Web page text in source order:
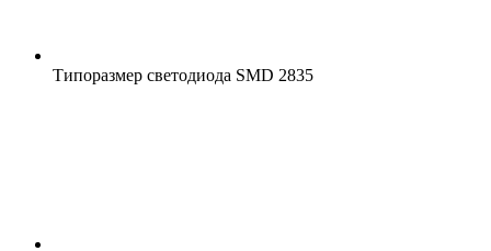
Типоразмер светодиода SMD 2835